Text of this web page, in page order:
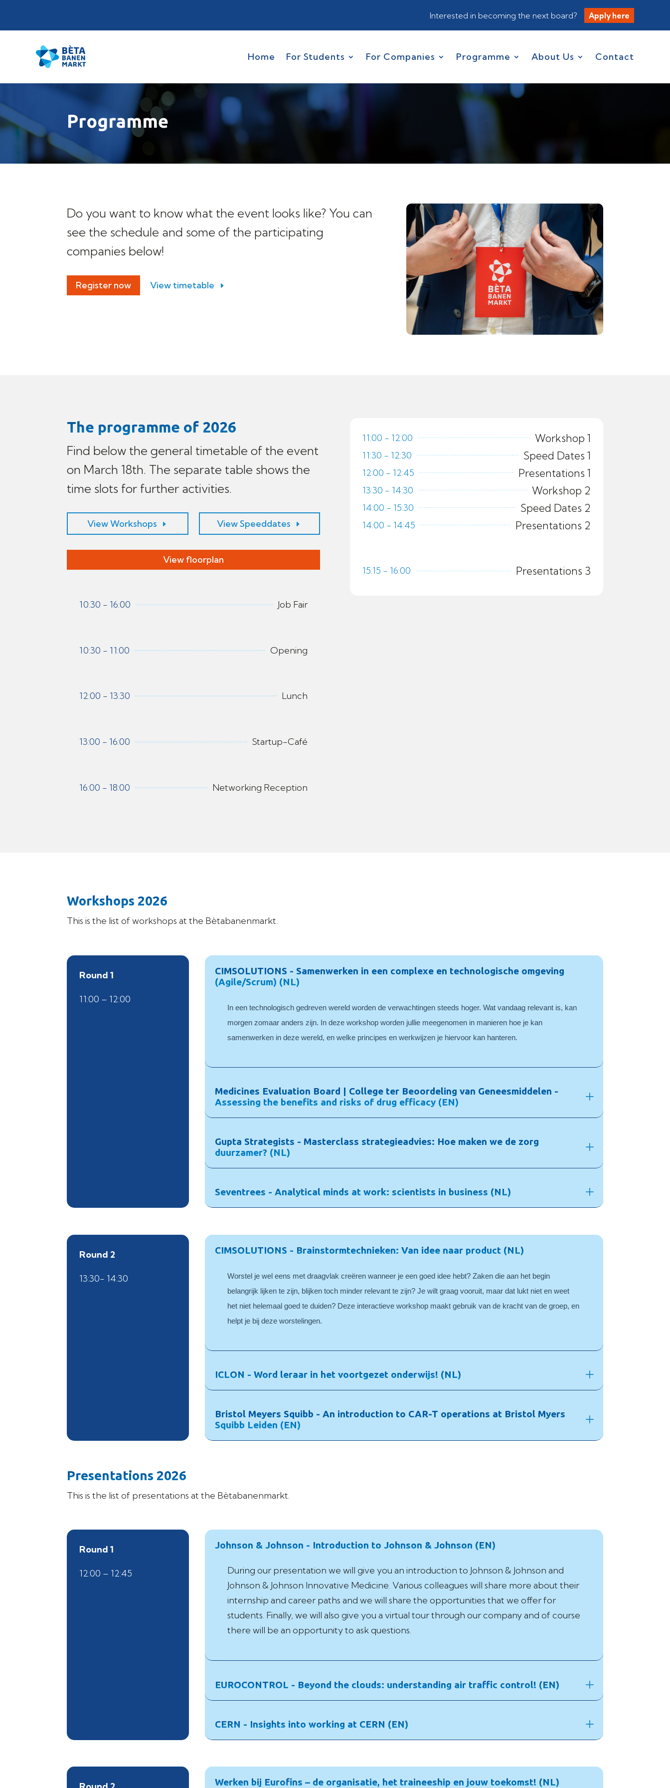
Interested in becoming the next board? Apply here
Home For Students For Companies Programme About Us Contact
Programme
Do you want to know what the event looks like? You can
see the schedule and some of the participating
companies below!
Register now View timetable
The programme of 2026
Find below the general timetable of the event
on March 18th. The separate table shows the
time slots for further activities.
View Workshops View Speeddates
View floorplan
10:30 - 16:00 Job Fair
10:30 - 11:00 Opening
12:00 - 13:30 Lunch
13:00 - 16:00 Startup-Café
16:00 - 18:00 Networking Reception
11:00 - 12:00 Workshop 1
11:30 - 12:30 Speed Dates 1
12:00 - 12:45 Presentations 1
13:30 - 14:30 Workshop 2
14:00 - 15:30 Speed Dates 2
14:00 - 14:45 Presentations 2
15:15 - 16:00 Presentations 3
Workshops 2026
This is the list of workshops at the Bètabanenmarkt.
Round 1
11:00 – 12:00
CIMSOLUTIONS - Samenwerken in een complexe en technologische omgeving
(Agile/Scrum) (NL)
In een technologisch gedreven wereld worden de verwachtingen steeds hoger. Wat vandaag relevant is, kan
morgen zomaar anders zijn. In deze workshop worden jullie meegenomen in manieren hoe je kan
samenwerken in deze wereld, en welke principes en werkwijzen je hiervoor kan hanteren.
Medicines Evaluation Board | College ter Beoordeling van Geneesmiddelen -
Assessing the benefits and risks of drug efficacy (EN)
Gupta Strategists - Masterclass strategieadvies: Hoe maken we de zorg
duurzamer? (NL)
Seventrees - Analytical minds at work: scientists in business (NL)
Round 2
13:30- 14:30
CIMSOLUTIONS - Brainstormtechnieken: Van idee naar product (NL)
Worstel je wel eens met draagvlak creëren wanneer je een goed idee hebt? Zaken die aan het begin
belangrijk lijken te zijn, blijken toch minder relevant te zijn? Je wilt graag vooruit, maar dat lukt niet en weet
het niet helemaal goed te duiden? Deze interactieve workshop maakt gebruik van de kracht van de groep, en
helpt je bij deze worstelingen.
ICLON - Word leraar in het voortgezet onderwijs! (NL)
Bristol Meyers Squibb - An introduction to CAR-T operations at Bristol Myers
Squibb Leiden (EN)
Presentations 2026
This is the list of presentations at the Bètabanenmarkt.
Round 1
12:00 – 12:45
Johnson & Johnson - Introduction to Johnson & Johnson (EN)
During our presentation we will give you an introduction to Johnson & Johnson and
Johnson & Johnson Innovative Medicine. Various colleagues will share more about their
internship and careerpaths and we will share the opportunities that we offer for
students. Finally, we will also give you a virtual tour through our company and of course
there will be an opportunity to ask questions.
EUROCONTROL - Beyond the clouds: understanding air traffic control! (EN)
CERN - Insights into working at CERN (EN)
Werken bij Eurofins – de organisatie, het traineeship en jouw toekomst! (NL)